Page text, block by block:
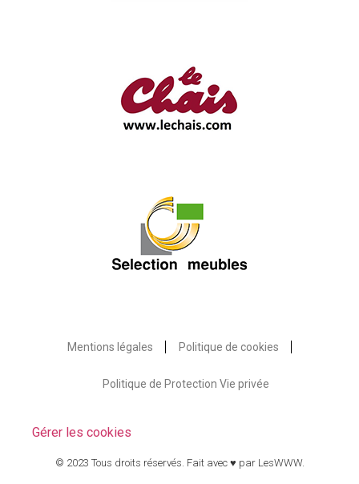
Mentions légales Politique de cookies
Politique de Protection Vie privée
Gérer les cookies
© 2023 Tous droits réservés. Fait avec ♥ par LesWWW.